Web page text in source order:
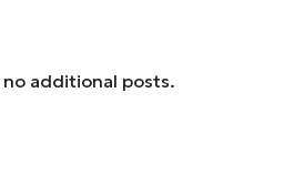
no additional posts.